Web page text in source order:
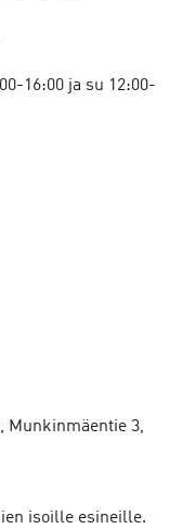
16:00 ja su 12:00-
Munkinmäentie 3,
isoille esineille.